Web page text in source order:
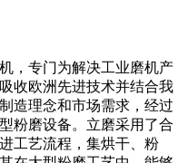
，专门为解决工业磨机产
收欧洲先进技术并结合我
造理念和市场需求，经过
粉磨设备。立磨采用了合
工艺流程，集烘干、粉